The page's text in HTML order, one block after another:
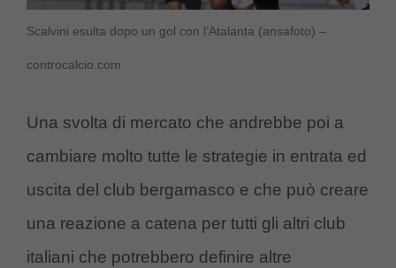
Scalvini esulta dopo un gol con l’Atalanta (ansafoto) –
controcalcio.com
Una svolta di mercato che andrebbe poi a
cambiare molto tutte le strategie in entrata ed
uscita del club bergamasco e che può creare
una reazione a catena per tutti gli altri club
italiani che potrebbero definire altre